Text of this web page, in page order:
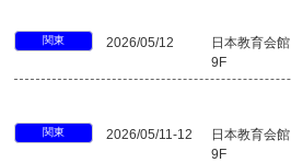
関東 2026/05/12
日本教育会館
9F
関東 2026/05/11-12
日本教育会館
9F